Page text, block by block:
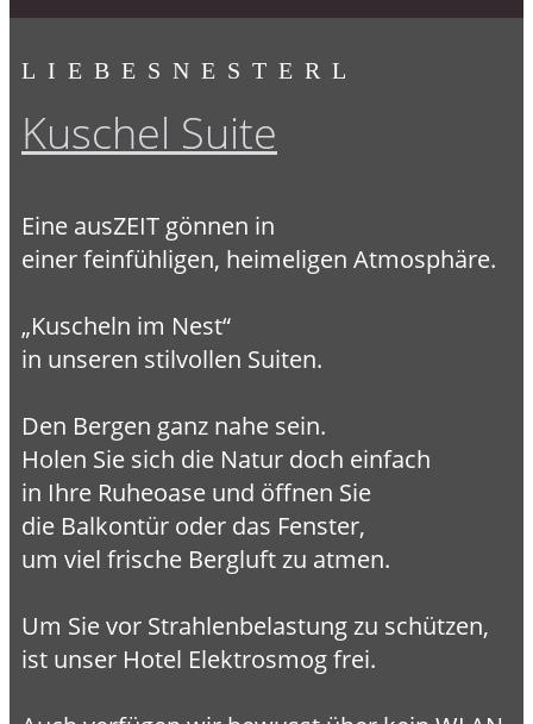
LIEBESNESTERL
Kuschel Suite
Eine ausZEIT gönnen in
einer feinfühligen, heimeligen Atmosphäre.
„Kuscheln im Nest“
in unseren stilvollen Suiten.
Den Bergen ganz nahe sein.
Holen Sie sich die Natur doch einfach
in Ihre Ruheoase und öffnen Sie
die Balkontür oder das Fenster,
um viel frische Bergluft zu atmen.
Um Sie vor Strahlenbelastung zu schützen,
ist unser Hotel Elektrosmog frei.